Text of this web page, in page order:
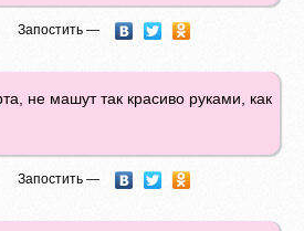
Запостить —
не машут так красиво руками, как
Запостить —